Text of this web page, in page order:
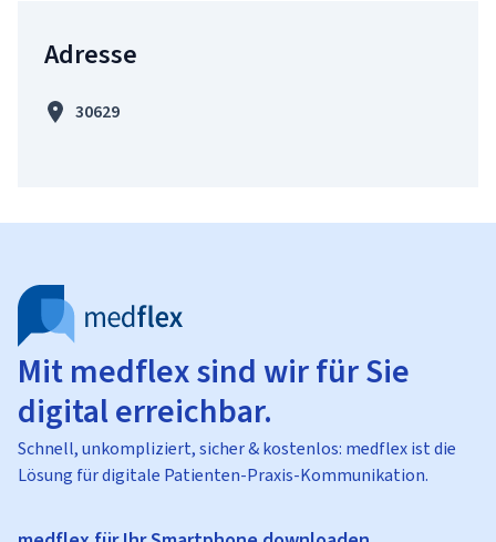
Adresse
30629
Mit medflex sind wir für Sie
digital erreichbar.
Schnell, unkompliziert, sicher & kostenlos: medflex ist die
Lösung für digitale Patienten-Praxis-Kommunikation.